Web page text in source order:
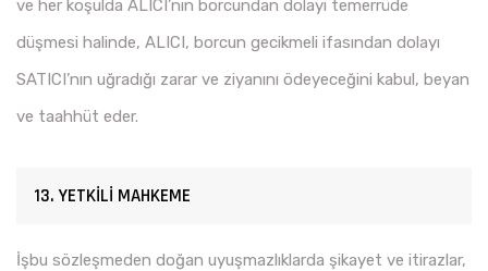
ve her koşulda ALICI’nın borcundan dolayı temerrüde
düşmesi halinde, ALICI, borcun gecikmeli ifasından dolayı
SATICI’nın uğradığı zarar ve ziyanını ödeyeceğini kabul, beyan
ve taahhüt eder.
13. YETKİLİ MAHKEME
İşbu sözleşmeden doğan uyuşmazlıklarda şikayet ve itirazlar,